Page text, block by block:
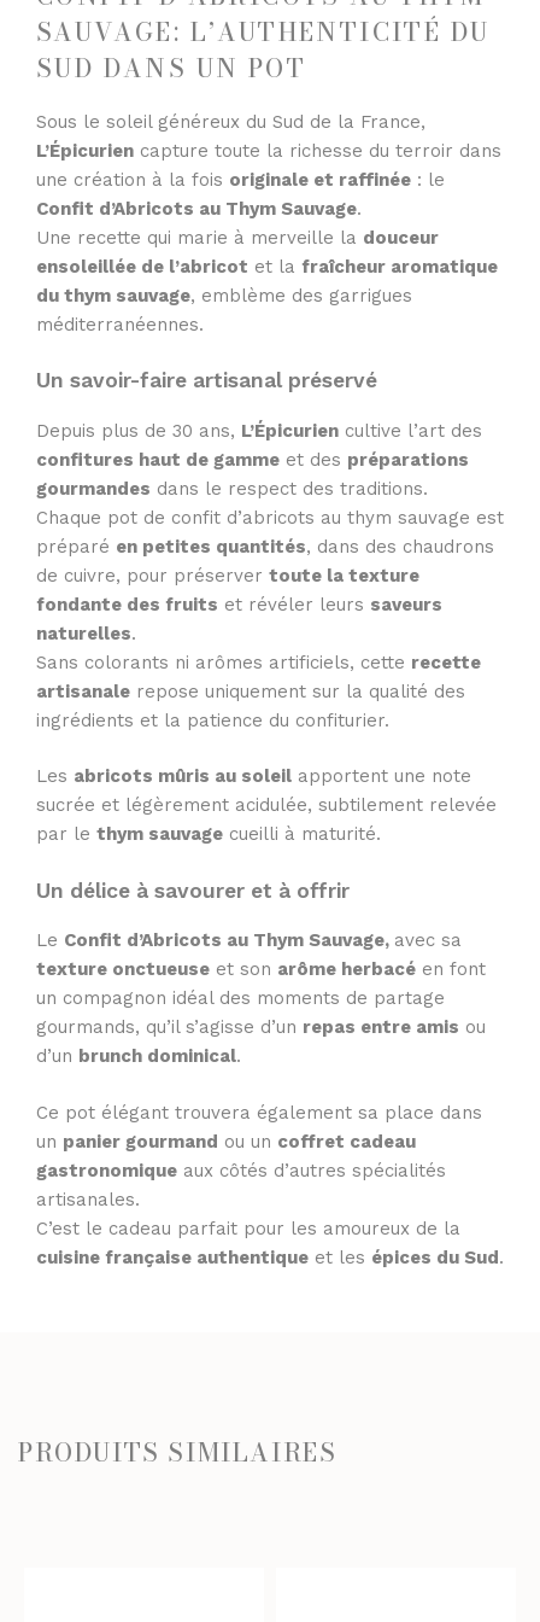
SAUVAGE: L’AUTHENTICITÉ DU
SUD DANS UN POT
Sous le soleil généreux du Sud de la France,
L’Épicurien capture toute la richesse du terroir dans
une création à la fois originale et raffinée : le
Confit d’Abricots au Thym Sauvage.
Une recette qui marie à merveille la douceur
ensoleillée de l’abricot et la fraîcheur aromatique
du thym sauvage, emblème des garrigues
méditerranéennes.
Un savoir-faire artisanal préservé
Depuis plus de 30 ans, L’Épicurien cultive l’art des
confitures haut de gamme et des préparations
gourmandes dans le respect des traditions.
Chaque pot de confit d’abricots au thym sauvage est
préparé en petites quantités, dans des chaudrons
de cuivre, pour préserver toute la texture
fondante des fruits et révéler leurs saveurs
naturelles.
Sans colorants ni arômes artificiels, cette recette
artisanale repose uniquement sur la qualité des
ingrédients et la patience du confiturier.
Les abricots mûris au soleil apportent une note
sucrée et légèrement acidulée, subtilement relevée
par le thym sauvage cueilli à maturité.
Un délice à savourer et à offrir
Le Confit d’Abricots au Thym Sauvage, avec sa
texture onctueuse et son arôme herbacé en font
un compagnon idéal des moments de partage
gourmands, qu’il s’agisse d’un repas entre amis ou
d’un brunch dominical.
Ce pot élégant trouvera également sa place dans
un panier gourmand ou un coffret cadeau
gastronomique aux côtés d’autres spécialités
artisanales.
C’est le cadeau parfait pour les amoureux de la
cuisine française authentique et les épices du Sud.
PRODUITS SIMILAIRES